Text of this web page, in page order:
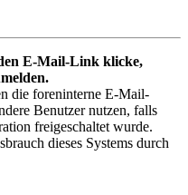
E-Mail-Link klicke,
die foreninterne E-Mail-
Benutzer nutzen, falls
freigeschaltet wurde.
dieses Systems durch